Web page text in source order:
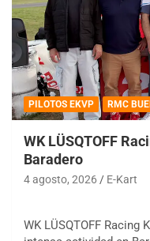
PILOTOS EKVP RMC
WK LÜSQTOFF
Baradero
4 agosto, 2026 E-Kart
WK LÜSQTOFF